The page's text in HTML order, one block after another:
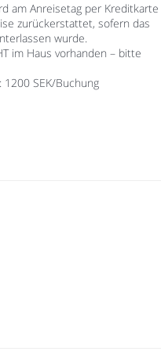
am Anreisetag per Kreditkarte
zurückerstattet, sofern das
wurde.
im Haus vorhanden – bitte
SEK/Buchung